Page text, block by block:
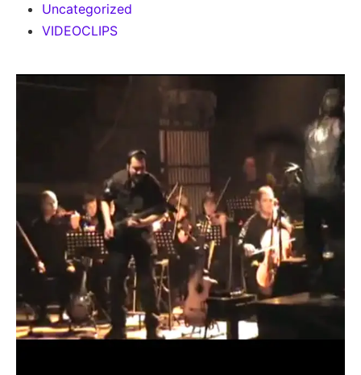
Uncategorized
VIDEOCLIPS